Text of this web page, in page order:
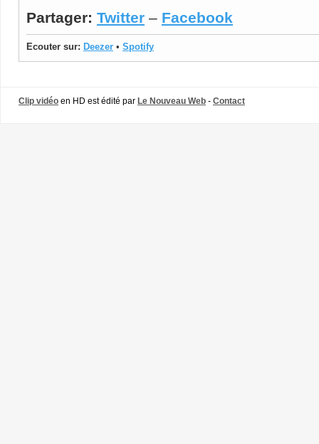
Partager: Twitter – Facebook
Ecouter sur: Deezer • Spotify
Clip vidéo en HD est édité par Le Nouveau Web - Contact